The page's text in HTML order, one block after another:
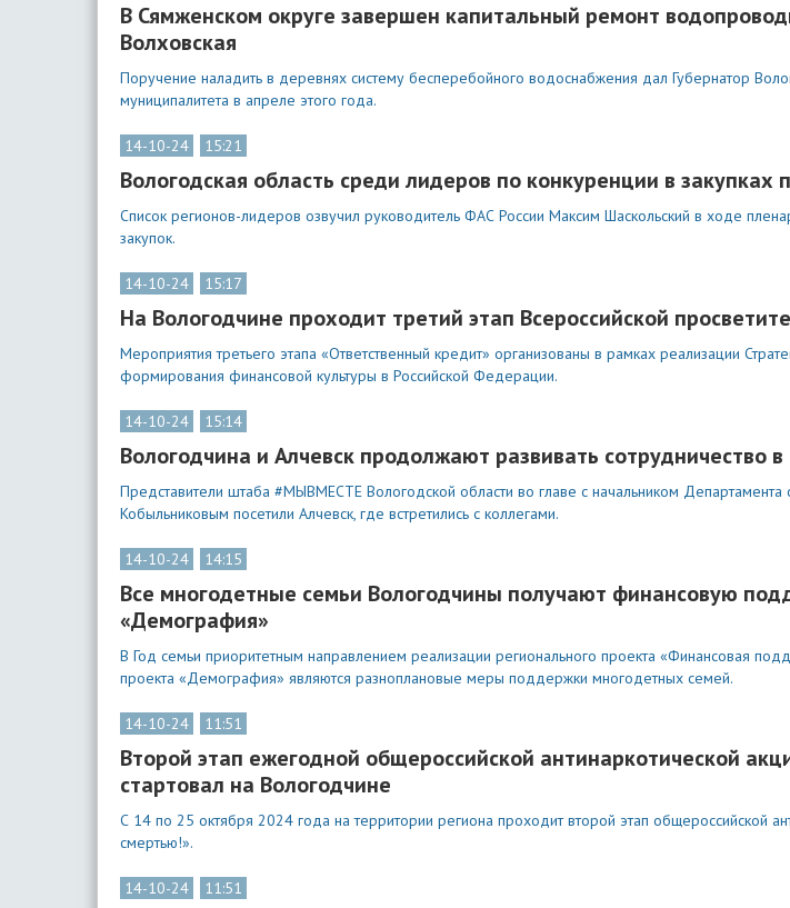
В Сямженском округе завершен капитальный ремонт
Волховская
Поручение наладить в деревнях систему бесперебойного водоснабжения дал Губернатор
муниципалитета в апреле этого года.
14-10-24 15:21
Вологодская область среди лидеров по конкуренции в закупках
Список регионов-лидеров озвучил руководитель ФАС России Максим Шаскольский в ходе
закупок.
14-10-24 15:17
На Вологодчине проходит третий этап Всероссийской
Мероприятия третьего этапа «Ответственный кредит» организованы в рамках реализации
формирования финансовой культуры в Российской Федерации.
14-10-24 15:14
Вологодчина и Алчевск продолжают развивать сотрудничество
Представители штаба #МЫВМЕСТЕ Вологодской области во главе с начальником Департамента
Кобыльниковым посетили Алчевск, где встретились с коллегами.
14-10-24 14:15
Все многодетные семьи Вологодчины получают финансовую
«Демография»
В Год семьи приоритетным направлением реализации регионального проекта «Финансовая
проекта «Демография» являются разноплановые меры поддержки многодетных семей.
14-10-24 11:51
Второй этап ежегодной общероссийской антинаркотической
стартовал на Вологодчине
С 14 по 25 октября 2024 года на территории региона проходит второй этап общероссийской
смертью!».
14-10-24 11:51